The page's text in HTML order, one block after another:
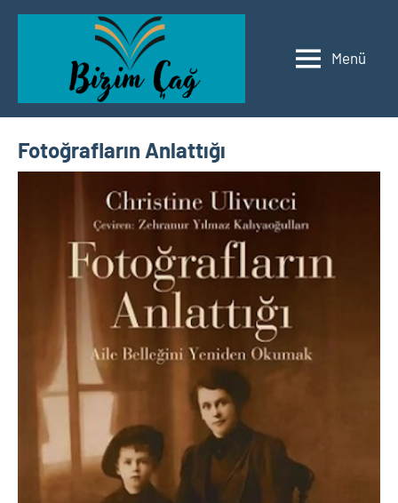
İçeriğe
Bizim
Edebiyat
Menü
Fotoğrafların Anlattığı